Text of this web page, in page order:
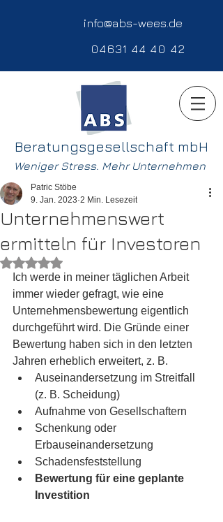
info@abs-wees.de
04631 44 40 42
Beratungsgesellschaft mbH
Weniger Stress. Mehr Unternehmen
Unternehmenswert
ermitteln für Investoren
Patric Stöbe
9. Jan. 2023 2 Min. Lesezeit
Mit NaN von 5 Sternen bewertet.
Ich werde in meiner täglichen Arbeit
immer wieder gefragt, wie eine
Unternehmensbewertung eigentlich
durchgeführt wird. Die Gründe einer
Bewertung haben sich in den letzten
Jahren erheblich erweitert, z. B.
Auseinandersetzung im Streitfall
(z. B. Scheidung)
Aufnahme von Gesellschaftern
Schenkung oder
Erbauseinandersetzung
Schadensfeststellung
Bewertung für eine geplante
Investition